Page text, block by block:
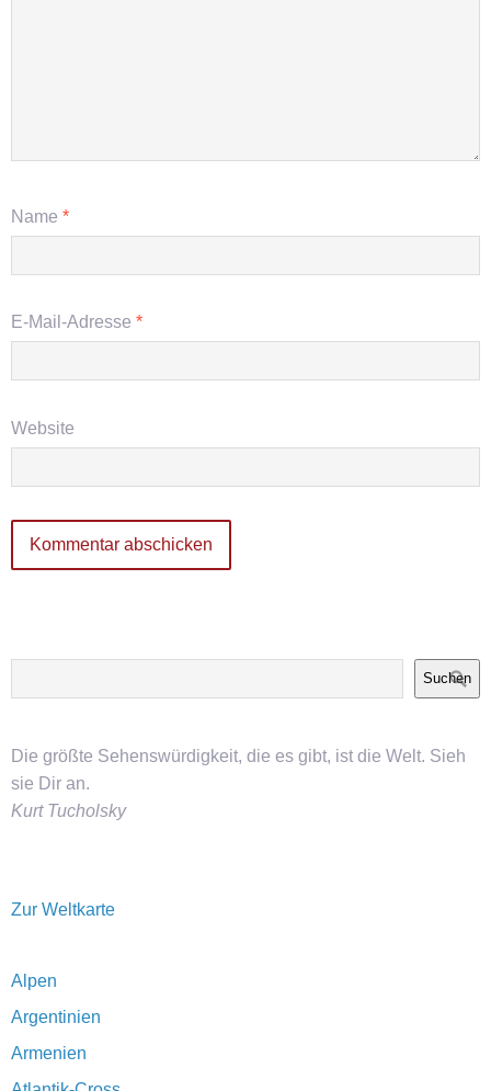
Name *
E-Mail-Adresse *
Website
Suchen
Die größte Sehenswürdigkeit, die es gibt, ist die Welt. Sieh
sie Dir an.
Kurt Tucholsky
Zur Weltkarte
Alpen
Argentinien
Armenien